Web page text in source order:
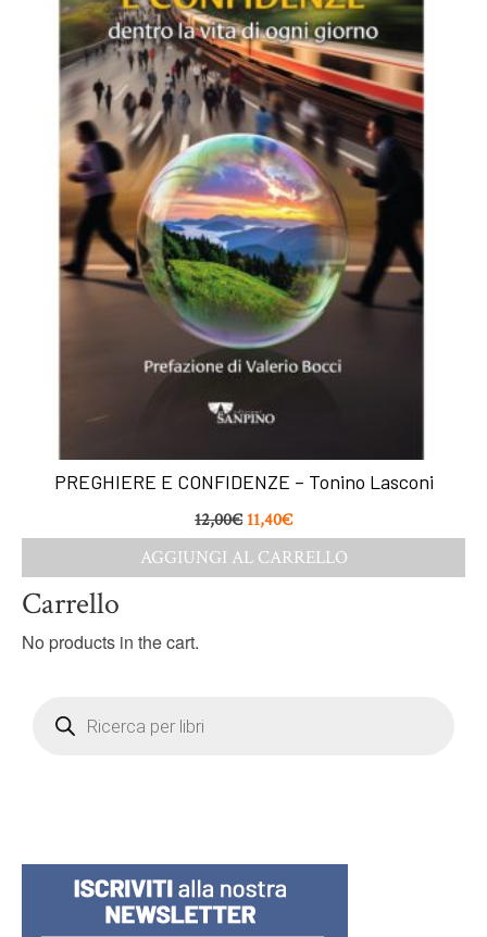
PREGHIERE E CONFIDENZE – Tonino Lasconi
12,00€ 11,40€
AGGIUNGI AL CARRELLO
Carrello
No products in the cart.
search